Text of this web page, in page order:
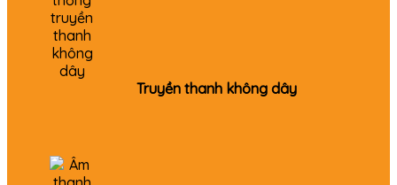
Truyền thanh không dây